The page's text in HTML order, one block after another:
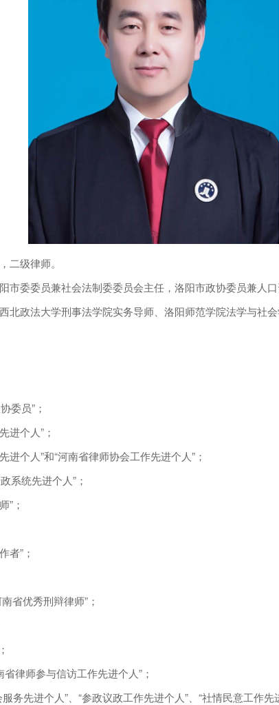
级律师。
委委员兼社会法制委委员会主任，洛阳市政协委员兼人
北政法大学刑事法学院实务导师、洛阳师范学院法学与社
委员”；
个人”；
个人”和“河南省律师协会工作先进个人”；
统先进个人”；
”；
者”；
优秀刑辩律师”；
律师参与信访工作先进个人”；
先进个人”、“参政议政工作先进个人”、“社情民意工作先